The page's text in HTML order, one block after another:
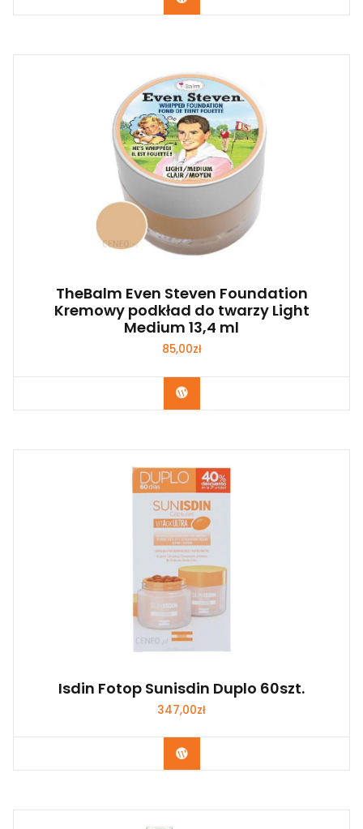
TheBalm Even Steven Foundation
Kremowy podkład do twarzy Light
Medium 13,4 ml
85,00zł
Zobacz
Isdin Fotop Sunisdin Duplo 60szt.
347,00zł
Zobacz